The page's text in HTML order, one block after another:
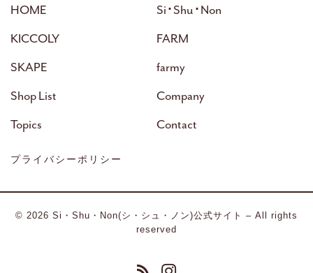
HOME
Si･Shu･Non
KICCOLY
FARM
SKAPE
farmy
Shop List
Company
Topics
Contact
プライバシーポリシー
© 2026 Si・Shu・Non(シ・シュ・ノン)公式サイト – All rights
reserved